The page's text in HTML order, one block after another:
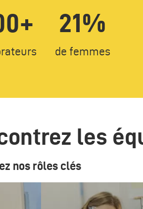
21%
de femmes
les
nos rôles clés